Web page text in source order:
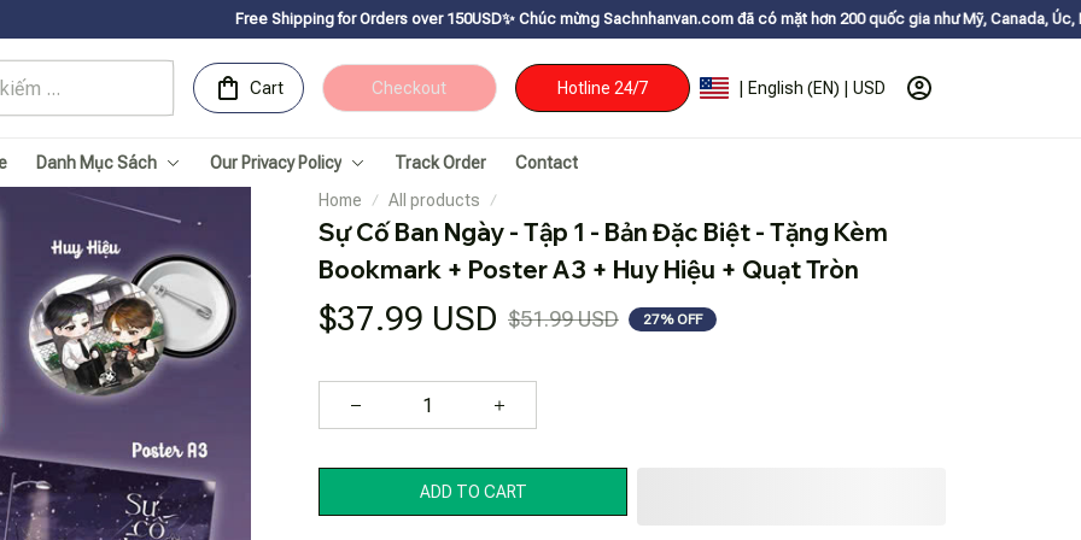
Free Shipping for Orders over 150USDㅤ✨ Chúc mừng Sachnhanvan.com đã có mặt hơn 200 quốc gia như Mỹ, Canada, Úc, Nhật, Hàn, và các
Cart Checkout Hotline 24/7 | English (EN) | USD
Danh Mục Sách Our Privacy Policy Track Order
Contact
Home
All products
Sự Cố Ban Ngày - Tập 1 - Bản Đặc Biệt - Tặng Kèm
Bookmark + Poster A3 + Huy Hiệu + Quạt Tròn
$37.99 USD $51.99 USD 27% OFF
ADD TO CART